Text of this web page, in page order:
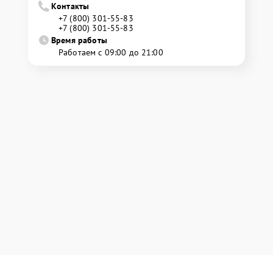
Контакты
+7 (800) 301-55-83
+7 (800) 301-55-83
Время работы
Работаем с 09:00 до 21:00